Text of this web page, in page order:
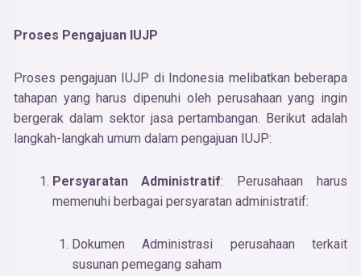
Proses Pengajuan IUJP
Proses pengajuan IUJP di Indonesia melibatkan beberapa
tahapan yang harus dipenuhi oleh perusahaan yang ingin
bergerak dalam sektor jasa pertambangan. Berikut adalah
langkah-langkah umum dalam pengajuan IUJP:
Persyaratan Administratif: Perusahaan harus
memenuhi berbagai persyaratan administratif:
Dokumen Administrasi perusahaan terkait
susunan pemegang saham